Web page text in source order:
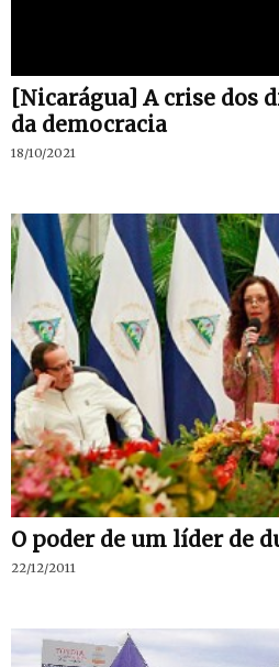
[Nicarágua] A crise dos
da democracia
18/10/2021
O poder de um líder de
22/12/2011